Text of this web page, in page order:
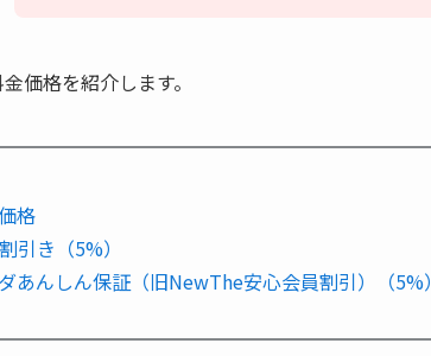
価格を紹介します。
格
引き（5%）
あんしん保証（旧NewThe安心会員割引）（5%）